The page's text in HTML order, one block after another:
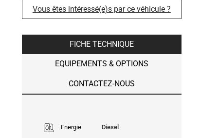
Vous êtes intéressé(e)s par ce véhicule ?
FICHE TECHNIQUE
EQUIPEMENTS & OPTIONS
CONTACTEZ-NOUS
Energie Diesel